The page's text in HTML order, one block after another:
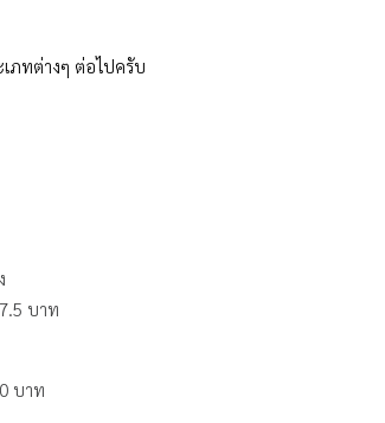
เภทต่างๆ ต่อไปครับ
บาท
บาท